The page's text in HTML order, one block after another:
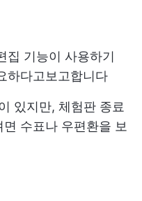
집 기능이 사용하기
하다고보고합니다
있지만, 체험판 종료
수표나 우편환을 보